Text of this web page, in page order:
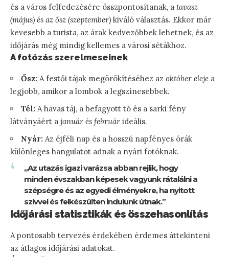
és a város felfedezésére összpontosítanak, a tavasz
(május) és az ősz (szeptember) kiváló választás. Ekkor már
kevesebb a turista, az árak kedvezőbbek lehetnek, és az
időjárás még mindig kellemes a városi sétákhoz.
A fotózás szerelmeseinek
Ősz: A festői tájak megörökítéséhez az október eleje a
legjobb, amikor a lombok a legszínesebbek.
Tél: A havas táj, a befagyott tó és a sarki fény
látványáért a január és február ideális.
Nyár: Az éjféli nap és a hosszú napfényes órák
különleges hangulatot adnak a nyári fotóknak.
„Az utazás igazi varázsa abban rejlik, hogy
minden évszakban képesek vagyunk rátalálni a
szépségre és az egyedi élményekre, ha nyitott
szívvel és felkészülten indulunk útnak.”
Időjárási statisztikák és összehasonlítás
A pontosabb tervezés érdekében érdemes áttekinteni
az átlagos időjárási adatokat.